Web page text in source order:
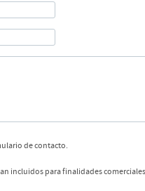
de contacto.
incluidos para finalidades